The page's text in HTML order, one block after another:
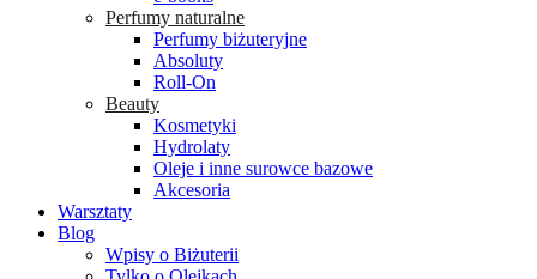
Perfumy naturalne
Perfumy biżuteryjne
Absoluty
Roll-On
Beauty
Kosmetyki
Hydrolaty
Oleje i inne surowce bazowe
Akcesoria
Warsztaty
Blog
Wpisy o Biżuterii